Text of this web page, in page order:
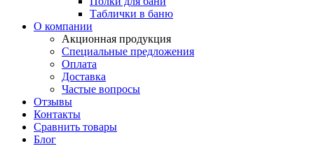
Таблички в баню
О компании
Акционная продукция
Специальные предложения
Оплата
Доставка
Частые вопросы
Отзывы
Контакты
Сравнить товары
Блог